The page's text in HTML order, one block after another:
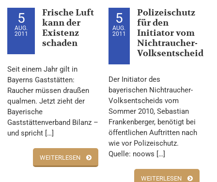
5
AUG.
2011
Frische Luft
kann der
Existenz
schaden
Seit einem Jahr gilt in
Bayerns Gaststätten:
Raucher müssen draußen
qualmen. Jetzt zieht der
Bayerische
Gaststättenverband Bilanz –
und spricht […]
WEITERLESEN
5
AUG.
2011
Polizeischutz
für den
Initiator vom
Nichtraucher-
Volksentscheid
Der Initiator des
bayerischen Nichtraucher-
Volksentscheids vom
Sommer 2010, Sebastian
Frankenberger, benötigt bei
öffentlichen Auftritten nach
wie vor Polizeischutz.
Quelle: noows […]
WEITERLESEN